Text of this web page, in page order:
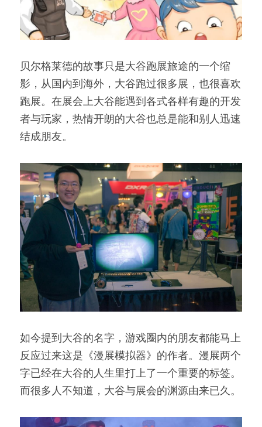
贝尔格莱德的故事只是大谷跑展旅途的一个缩
影，从国内到海外，大谷跑过很多展，也很喜欢
跑展。在展会上大谷能遇到各式各样有趣的开发
者与玩家，热情开朗的大谷也总是能和别人迅速
结成朋友。
如今提到大谷的名字，游戏圈内的朋友都能马上
反应过来这是《漫展模拟器》的作者。漫展两个
字已经在大谷的人生里打上了一个重要的标签。
而很多人不知道，大谷与展会的渊源由来已久。